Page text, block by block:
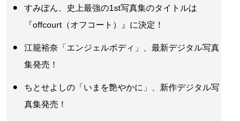
すみぽん、史上最強の1st写真集のタイトルは
『offcourt（オフコート）』に決定！
江籠裕奈「エンジェルボディ」、最新デジタル写真
集発売！
ちとせよしの「いまを艶やかに」、新作デジタル写
真集発売！